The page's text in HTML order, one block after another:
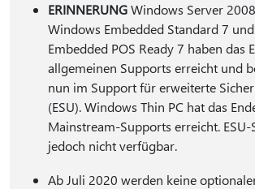
ERINNERUNGWindows Server
Windows Embedded Standard 7
Embedded POS Ready 7 haben das
allgemeinen Supports erreicht und
nun im Support für erweiterte
(ESU). Windows Thin PC hat das
Mainstream-Supports erreicht.
jedoch nicht verfügbar.
Ab Juli 2020 werden keine